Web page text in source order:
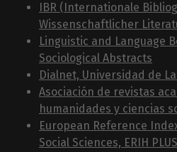
IBR (Internationale
Wissenschaftlicher
Linguistic and Language
Sociological Abstracts
Dialnet, Universidad de
Asociación de revistas
humanidades y ciencias
European Reference
Social Sciences, ERIH PLUS